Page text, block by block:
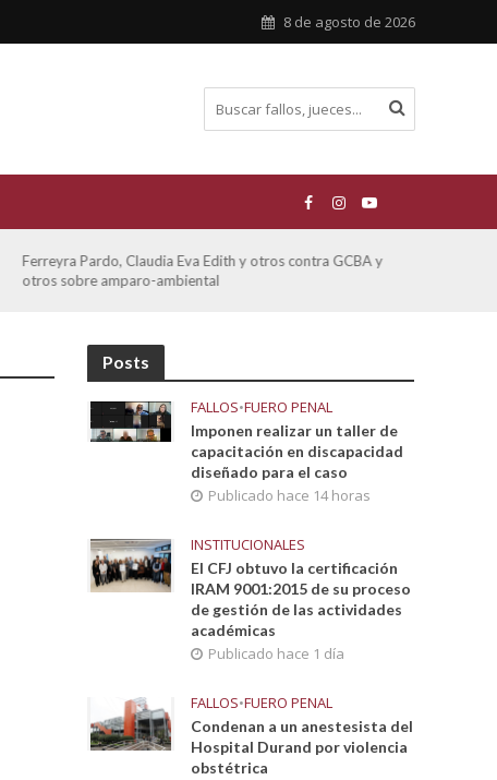
8 de agosto de 2026
Ferreyra Pardo, Claudia Eva Edith y otros contra GCBA y
otros sobre amparo-ambiental
Posts
FALLOS•FUERO PENAL
Imponen realizar un taller de
capacitación en discapacidad
diseñado para el caso
Publicado hace 14 horas
INSTITUCIONALES
El CFJ obtuvo la certificación
IRAM 9001:2015 de su proceso
de gestión de las actividades
académicas
Publicado hace 1 día
FALLOS•FUERO PENAL
Condenan a un anestesista del
Hospital Durand por violencia
obstétrica